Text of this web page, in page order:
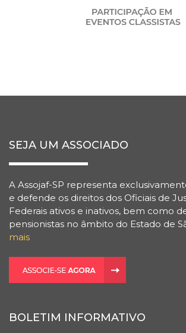
SEJA UM ASSOCIADO
A Assojaf-SP representa
e defende os direitos dos Oficiais de
Federais ativos e inativos, bem como
pensionistas no âmbito do Estado de
mais
BOLETIM INFORMATIVO